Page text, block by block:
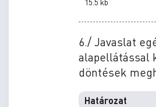
6./ Javaslat
alapellátással
döntések
Határozat